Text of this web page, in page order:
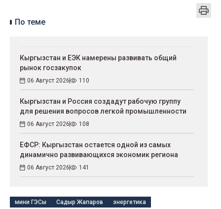
По теме
Кыргызстан и ЕЭК намерены развивать общий
рынок госзакупок
06 Август 2026 110
Кыргызстан и Россия создадут рабочую группу
для решения вопросов легкой промышленности
06 Август 2026 108
ЕФСР: Кыргызстан остается одной из самых
динамично развивающихся экономик региона
06 Август 2026 141
мини ГЭСы Садыр Жапаров энергетика